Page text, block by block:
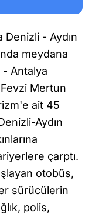
Denizli - Aydın
meydana
Antalya
Mertun
ait 45
Aydın
çarptı.
otobüs,
sürücülerin
polis,